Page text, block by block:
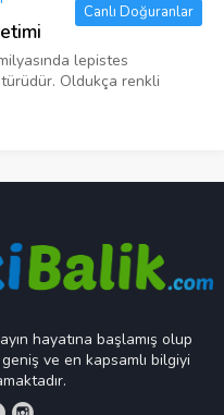
Canlı Doğuranlar
lepistes
Oldukça renkli
hayatına başlamış olup
ve en kapsamlı bilgiyi